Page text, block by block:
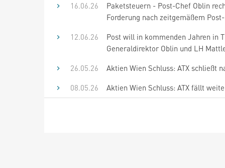
16.06.26
Paketsteuern - Post-Chef Oblin
Forderung nach zeitgemäßem
12.06.26
Post will in kommenden Jahren in
Generaldirektor Oblin und LH
26.05.26
Aktien Wien Schluss: ATX schließt
08.05.26
Aktien Wien Schluss: ATX fällt